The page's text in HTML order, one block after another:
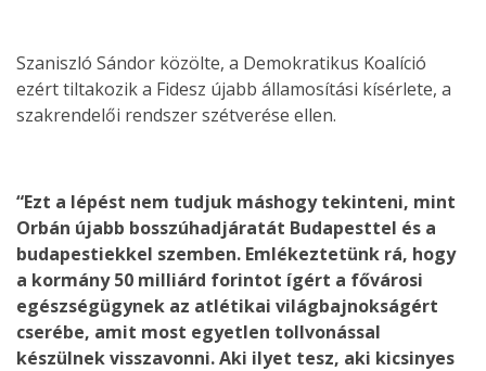
Szaniszló Sándor közölte, a Demokratikus Koalíció
ezért tiltakozik a Fidesz újabb államosítási kísérlete, a
szakrendelői rendszer szétverése ellen.
“Ezt a lépést nem tudjuk máshogy tekinteni, mint
Orbán újabb bosszúhadjáratát Budapesttel és a
budapestiekkel szemben. Emlékeztetünk rá, hogy
a kormány 50 milliárd forintot ígért a fővárosi
egészségügynek az atlétikai világbajnokságért
cserébe, amit most egyetlen tollvonással
készülnek visszavonni. Aki ilyet tesz, aki kicsinyes